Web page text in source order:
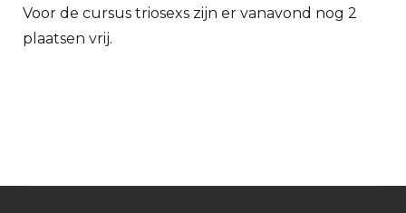
Voor de cursus triosexs zijn er vanavond nog 2
plaatsen vrij.